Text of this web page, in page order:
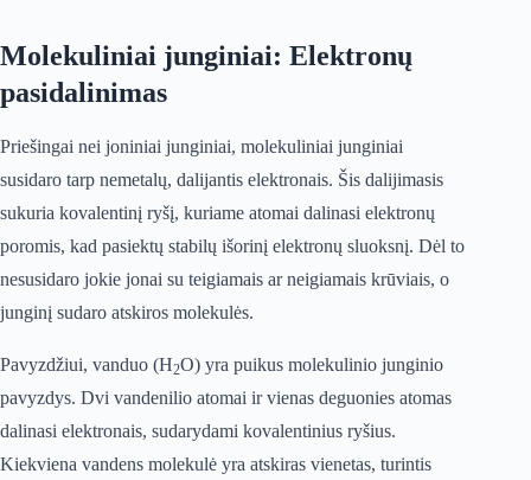
Molekuliniai junginiai: Elektronų
pasidalinimas
Priešingai nei joniniai junginiai, molekuliniai junginiai
susidaro tarp nemetalų, dalijantis elektronais. Šis dalijimasis
sukuria kovalentinį ryšį, kuriame atomai dalinasi elektronų
poromis, kad pasiektų stabilų išorinį elektronų sluoksnį. Dėl to
nesusidaro jokie jonai su teigiamais ar neigiamais krūviais, o
junginį sudaro atskiros molekulės.
Pavyzdžiui, vanduo (H2O) yra puikus molekulinio junginio
pavyzdys. Dvi vandenilio atomai ir vienas deguonies atomas
dalinasi elektronais, sudarydami kovalentinius ryšius.
Kiekviena vandens molekulė yra atskiras vienetas, turintis